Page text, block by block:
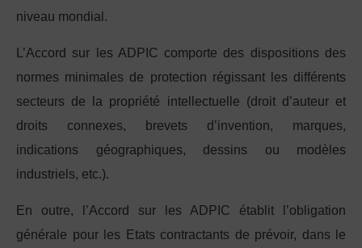
niveau mondial.
L’Accord sur les ADPIC comporte des dispositions des
normes minimales de protection régissant les différents
secteurs de la propriété intellectuelle (droit d’auteur et
droits connexes, brevets d’invention, marques,
indications géographiques, dessins ou modèles
industriels, etc.).
En outre, l’Accord sur les ADPIC établit l’obligation
générale pour les Etats contractants de prévoir, dans le